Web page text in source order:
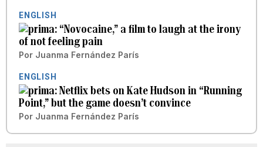
ENGLISH
“Novocaine,” a film to laugh at the irony
of not feeling pain
Por Juanma Fernández París
ENGLISH
Netflix bets on Kate Hudson in “Running
Point,” but the game doesn’t convince
Por Juanma Fernández París